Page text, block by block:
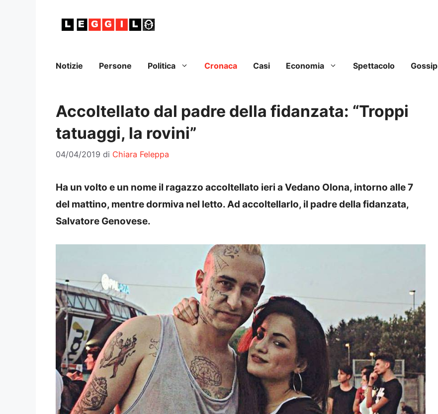
Notizie Persone Politica Cronaca Casi Economia Spettacolo Gossip
Accoltellato dal padre della fidanzata: “Troppi
tatuaggi, la rovini”
04/04/2019 di Chiara Feleppa
Ha un volto e un nome il ragazzo accoltellato ieri a Vedano Olona, intorno alle 7
del mattino, mentre dormiva nel letto. Ad accoltellarlo, il padre della fidanzata,
Salvatore Genovese.